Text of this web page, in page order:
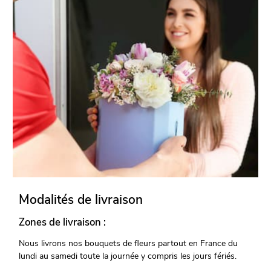
Modalités de livraison
Zones de livraison :
Nous livrons nos bouquets de fleurs partout en France du
lundi au samedi toute la journée y compris les jours fériés.